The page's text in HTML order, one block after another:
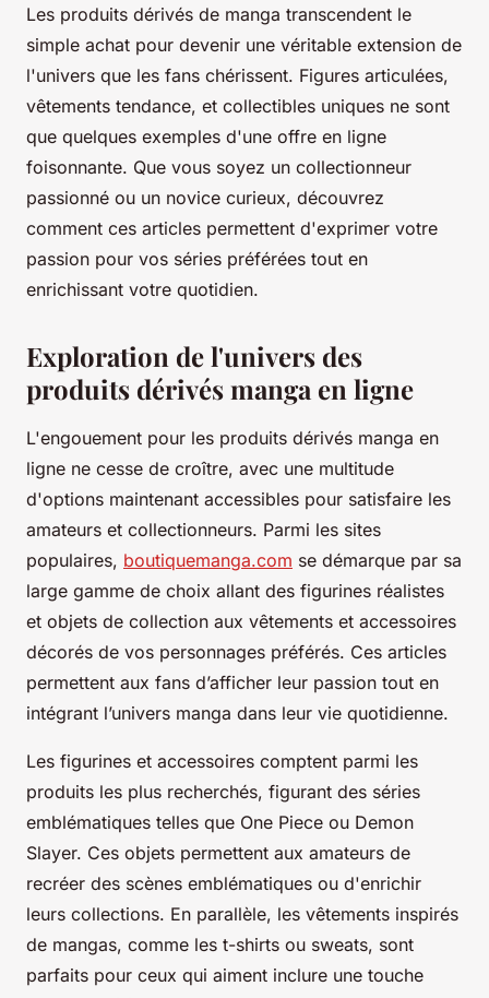
Les produits dérivés de manga transcendent le
simple achat pour devenir une véritable extension de
l'univers que les fans chérissent. Figures articulées,
vêtements tendance, et collectibles uniques ne sont
que quelques exemples d'une offre en ligne
foisonnante. Que vous soyez un collectionneur
passionné ou un novice curieux, découvrez
comment ces articles permettent d'exprimer votre
passion pour vos séries préférées tout en
enrichissant votre quotidien.
Exploration de l'univers des
produits dérivés manga en ligne
L'engouement pour les produits dérivés manga en
ligne ne cesse de croître, avec une multitude
d'options maintenant accessibles pour satisfaire les
amateurs et collectionneurs. Parmi les sites
populaires, boutiquemanga.com se démarque par sa
large gamme de choix allant des figurines réalistes
et objets de collection aux vêtements et accessoires
décorés de vos personnages préférés. Ces articles
permettent aux fans d’afficher leur passion tout en
intégrant l’univers manga dans leur vie quotidienne.
Les figurines et accessoires comptent parmi les
produits les plus recherchés, figurant des séries
emblématiques telles que One Piece ou Demon
Slayer. Ces objets permettent aux amateurs de
recréer des scènes emblématiques ou d'enrichir
leurs collections. En parallèle, les vêtements inspirés
de mangas, comme les t-shirts ou sweats, sont
parfaits pour ceux qui aiment inclure une touche